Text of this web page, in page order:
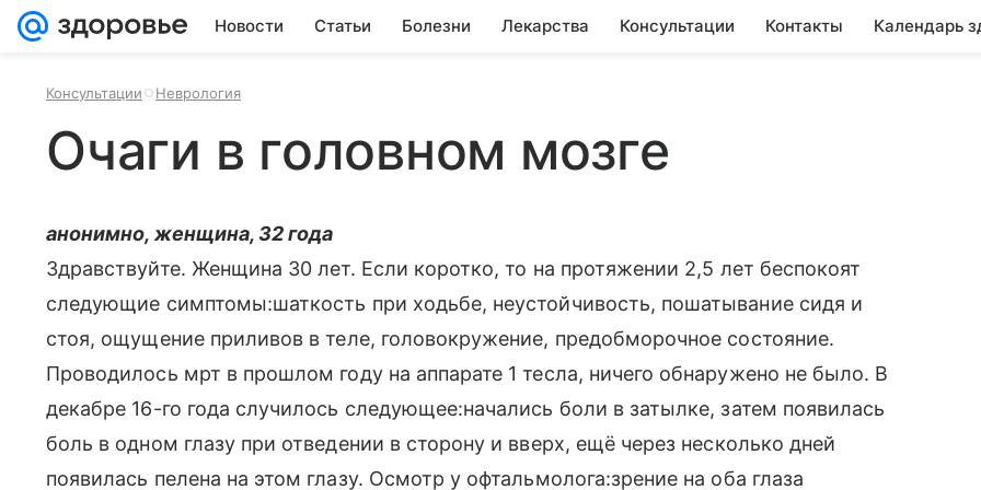
Новости Статьи Болезни Лекарства Консультации Контакты Календарь
Консультации Неврология
Очаги в головном мозге
анонимно, женщина, 32 года
Здравствуйте. Женщина 30 лет. Если коротко, то на протяжении 2,5 лет беспокоят
следующие симптомы:шаткость при ходьбе, неустойчивость, пошатывание сидя и
стоя, ощущение приливов в теле, головокружение, предобморочное состояние.
Проводилось мрт в прошлом году на аппарате 1 тесла, ничего обнаружено не было. В
декабре 16-го года случилось следующее:начались боли в затылке, затем появилась
боль в одном глазу при отведении в сторону и вверх, ещё через несколько дней
появилась пелена на этом глазу. Осмотр у офтальмолога:зрение на оба глаза